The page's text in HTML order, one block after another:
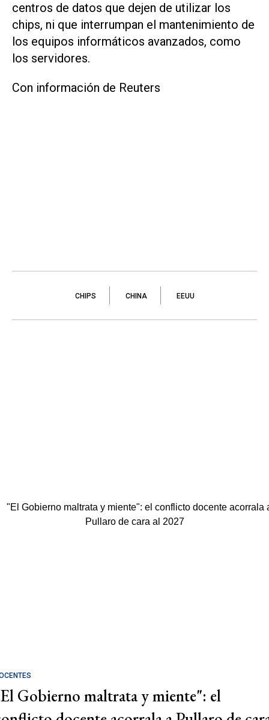
centros de datos que dejen de utilizar los
chips, ni que interrumpan el mantenimiento de
los equipos informáticos avanzados, como
los servidores.
Con información de Reuters
CHIPS CHINA EEUU
Gobierno maltrata y miente": el